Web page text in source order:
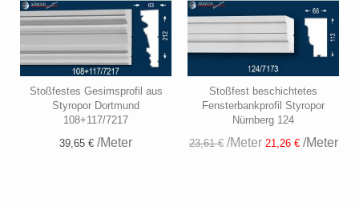
Stoßfestes Gesimsprofil aus
Styropor Dortmund
108+117/7217
39,65 € /Meter
Stoßfest beschichtetes
Fensterbankprofil Styropor
Nürnberg 124
23,61 €/Meter 21,26 €/Meter